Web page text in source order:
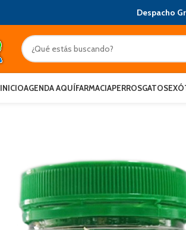
Despacho
INICIOAGENDA AQUÍFARMACIAPERROSGATOS